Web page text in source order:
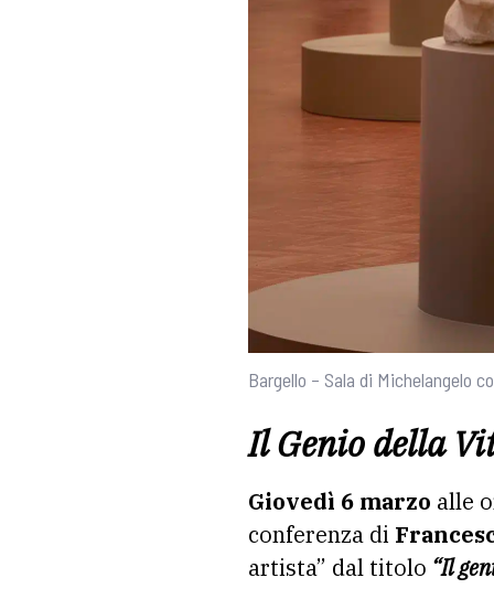
Bargello – Sala di Michelangelo
Il Genio della
Giovedì 6 marzo alle
conferenza di
artista” dal titolo “Il